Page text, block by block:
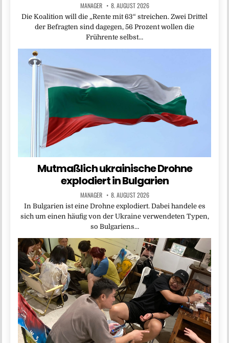
MANAGER 8. AUGUST 2026
Die Koalition will die „Rente mit 63“ streichen. Zwei Drittel
der Befragten sind dagegen, 56 Prozent wollen die
Frührente selbst…
Mutmaßlich ukrainische Drohne
explodiert in Bulgarien
MANAGER 8. AUGUST 2026
In Bulgarien ist eine Drohne explodiert. Dabei handele es
sich um einen häufig von der Ukraine verwendeten Typen,
so Bulgariens…